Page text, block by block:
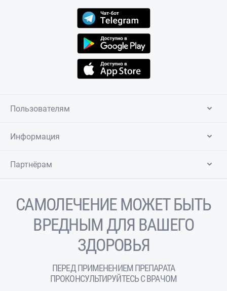
Пользователям
Информация
Партнёрам
САМОЛЕЧЕНИЕ МОЖЕТ БЫТЬ
ВРЕДНЫМ ДЛЯ ВАШЕГО
ЗДОРОВЬЯ
ПЕРЕД ПРИМЕНЕНИЕМ ПРЕПАРАТА
ПРОКОНСУЛЬТИРУЙТЕСЬ С ВРАЧОМ